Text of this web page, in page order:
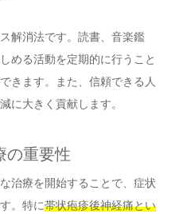
解消法です。読書、音楽鑑
める活動を定期的に行うこと
きます。また、信頼できる人
に大きく貢献します。
の重要性
治療を開始することで、症状
。特に帯状疱疹後神経痛とい